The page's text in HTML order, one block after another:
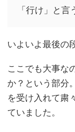
「行け」と言
いよいよ最後の
ここでも大事な
か？という部分
を受け入れて粛
ていました。